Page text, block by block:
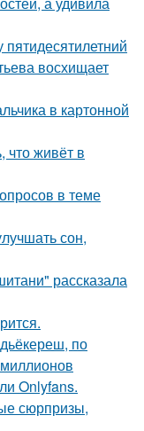
восхищает
в картонной
живёт в
в теме
сон,
рассказала
по
Onlyfans.
сюрпризы,